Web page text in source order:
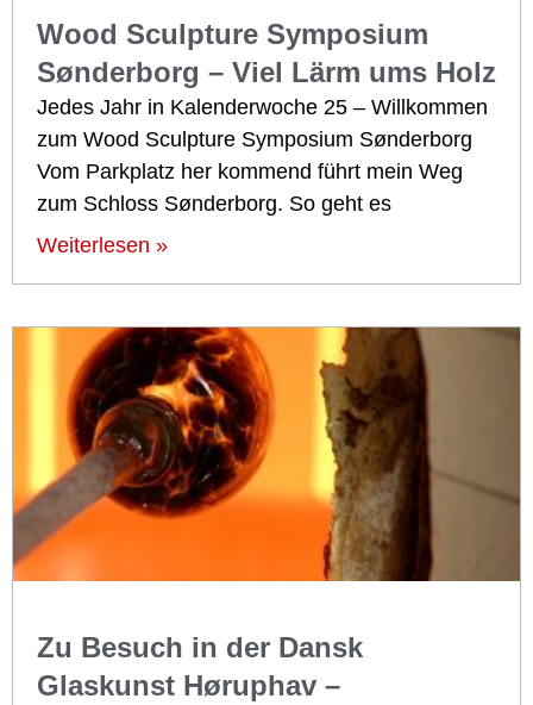
Wood Sculpture Symposium
Sønderborg – Viel Lärm ums Holz
Jedes Jahr in Kalenderwoche 25 – Willkommen
zum Wood Sculpture Symposium Sønderborg
Vom Parkplatz her kommend führt mein Weg
zum Schloss Sønderborg. So geht es
Weiterlesen »
Zu Besuch in der Dansk
Glaskunst Høruphav –